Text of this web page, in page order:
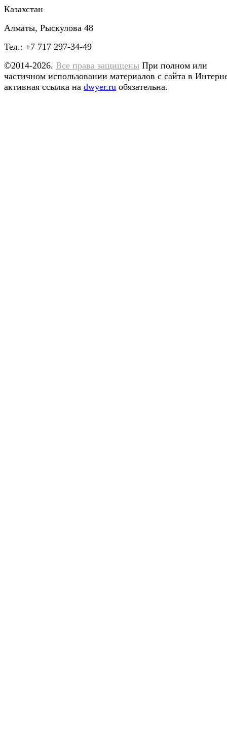
Казахстан
Алматы, Рыскулова 48
Тел.: +7 717 297-34-49
©2014-2026. Все права защищены При полном или
частичном использовании материалов с сайта в
активная ссылка на dwyer.ru обязательна.